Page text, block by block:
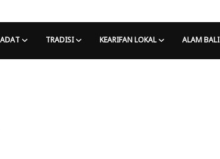
TRADISI KEARIFAN LOKAL ALAM BALI